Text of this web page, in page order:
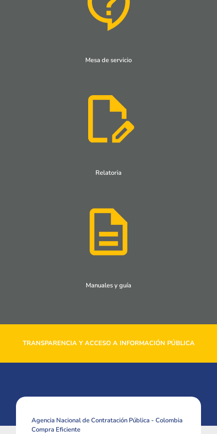
Mesa de servicio
Relatoria
Manuales y guía
TRANSPARENCIA Y ACCESO A INFORMACIÓN PÚBLICA
Agencia Nacional de Contratación Pública - Colombia
Compra Eficiente